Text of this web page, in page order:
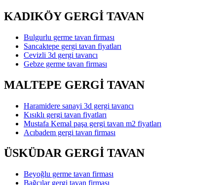
KADIKÖY GERGİ TAVAN
Bulgurlu germe tavan firması
Sancaktepe gergi tavan fiyatları
Cevizli 3d gergi tavancı
Gebze germe tavan firması
MALTEPE GERGİ TAVAN
Haramidere sanayi 3d gergi tavancı
Kısıklı gergi tavan fiyatları
Mustafa Kemal paşa gergi tavan m2 fiyatları
Acıbadem gergi tavan firması
ÜSKÜDAR GERGİ TAVAN
Beyoğlu germe tavan firması
Bağcılar gergi tavan firması